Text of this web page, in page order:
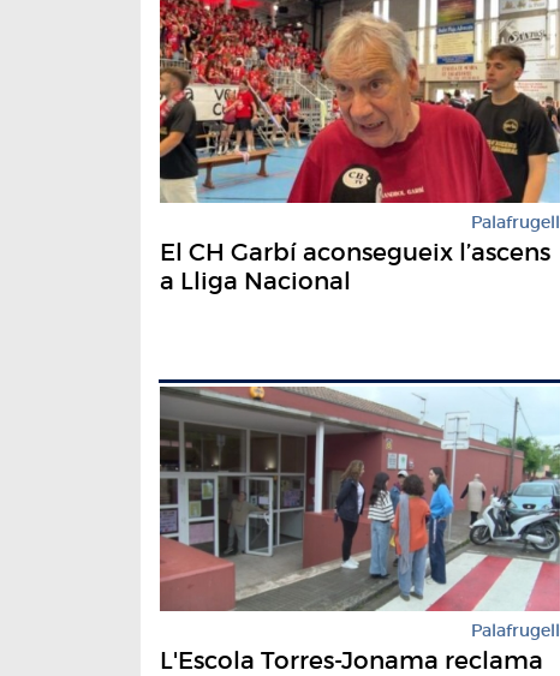
Palafrugell
El CH Garbí aconsegueix l’ascens
a Lliga Nacional
Palafrugell
L'Escola Torres-Jonama reclama